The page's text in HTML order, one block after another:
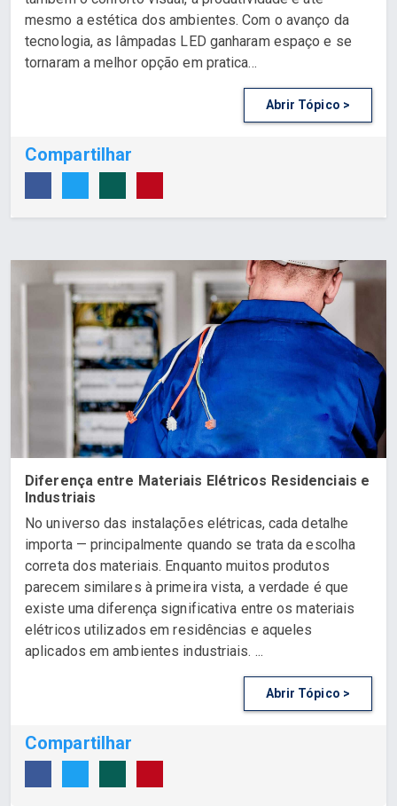
mesmo a estética dos ambientes. Com o avanço da
tecnologia, as lâmpadas LED ganharam espaço e se
tornaram a melhor opção em pratica...
Abrir Tópico >
Compartilhar
Diferença entre Materiais Elétricos Residenciais e
Industriais
No universo das instalações elétricas, cada detalhe
importa — principalmente quando se trata da escolha
correta dos materiais. Enquanto muitos produtos
parecem similares à primeira vista, a verdade é que
existe uma diferença significativa entre os materiais
elétricos utilizados em residências e aqueles
aplicados em ambientes industriais. ...
Abrir Tópico >
Compartilhar